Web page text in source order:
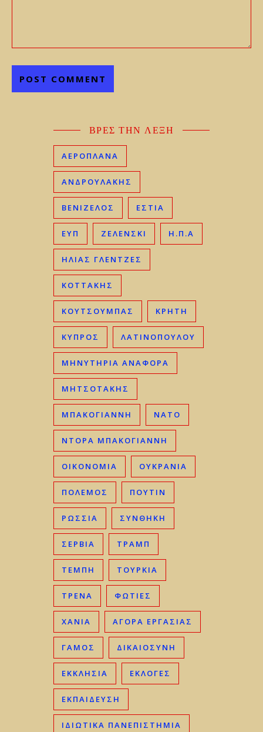
ΒΡΕΣ ΤΗΝ ΛΕΞΗ
ΑΕΡΟΠΛΑΝΑ
ΑΝΔΡΟΥΛΑΚΗΣ
ΒΕΝΙΖΈΛΟΣ ΕΣΤΙΑ
ΕΥΠ ΖΕΛΕΝΣΚΙ Η.Π.Α
ΗΛΊΑΣ ΓΛΕΝΤΖΈΣ
ΚΟΤΤΑΚΗΣ
ΚΟΥΤΣΟΥΜΠΑΣ ΚΡΉΤΗ
ΚΎΠΡΟΣ ΛΑΤΙΝΟΠΟΥΛΟΥ
ΜΗΝΥΤΗΡΙΑ ΑΝΑΦΟΡΑ
ΜΗΤΣΟΤΆΚΗΣ
ΜΠΑΚΟΓΙΆΝΝΗ ΝΑΤΟ
ΝΤΟΡΑ ΜΠΑΚΟΓΙΑΝΝΗ
ΟΙΚΟΝΟΜΊΑ ΟΥΚΡΑΝΊΑ
ΠΟΛΕΜΟΣ ΠΟΥΤΙΝ
ΡΩΣΣΊΑ ΣΥΝΘΗΚΗ
ΣΕΡΒΊΑ ΤΡΑΜΠ
ΤΈΜΠΗ ΤΟΥΡΚΊΑ
ΤΡΈΝΑ ΦΩΤΙΈΣ
ΧΑΝΙΆ ΑΓΟΡΆ ΕΡΓΑΣΊΑΣ
ΓΑΜΟΣ ΔΙΚΑΙΟΣΎΝΗ
ΕΚΚΛΗΣΊΑ ΕΚΛΟΓΈΣ
ΕΚΠΑΊΔΕΥΣΗ
ΙΔΙΩΤΙΚΆ ΠΑΝΕΠΙΣΤΉΜΙΑ